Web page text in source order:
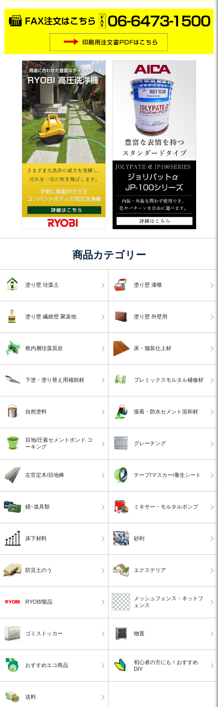
商品カテゴリー
塗り壁 珪藻土 塗り壁 漆喰
塗り壁 繊維壁 聚楽他 塗り壁 外壁用
稚内層珪藻頁岩 床・舗装仕上材
下塗・塗り替え用補助材 プレミックスモルタル補修材
自然塗料 接着・防水セメント混和材
目地/圧着セメントボンド コ
ーキング
グレーチング
左官定木/目地棒 テープ/マスカー/養生シート
鏝･道具類 ミキサー・モルタルポンプ
床下材料 砂利
防災土のう エクステリア
RYOBI製品
メッシュフェンス・ネットフ
ェンス
ゴミストッカー 物置
おすすめエコ商品
初心者の方にも！おすすめ
DIY
送料